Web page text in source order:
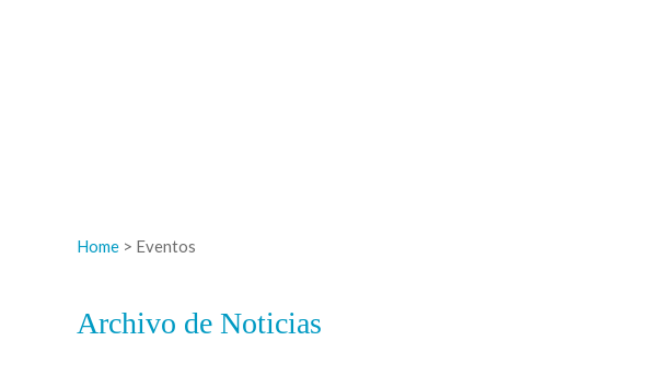
Home > Eventos
Archivo de Noticias